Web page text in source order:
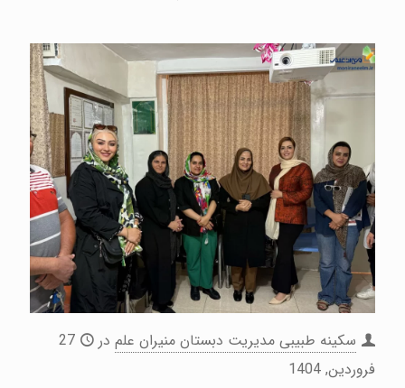
سکینه طبیبی مدیریت دبستان منیران علم در
27
فروردین, 1404